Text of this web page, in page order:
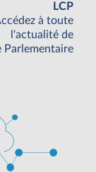
LCP
à toute
l'actualité de
Parlementaire